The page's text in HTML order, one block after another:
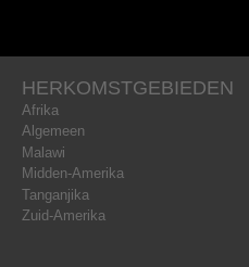
HERKOMSTGEBIEDEN
Afrika
Algemeen
Malawi
Midden-Amerika
Tanganjika
Zuid-Amerika